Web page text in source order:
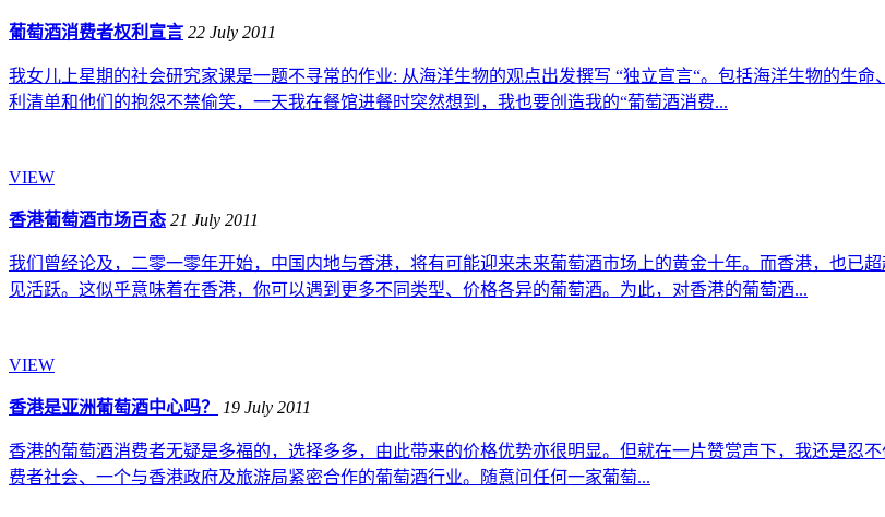
葡萄酒消费者权利宣言 22 July 2011
我女儿上星期的社会研究家课是一题不寻常的作业: 从海洋生物的观点出发撰写 “独立宣言“。包括海洋生物的生
利清单和他们的抱怨不禁偷笑，一天我在餐馆进餐时突然想到，我也要创造我的“葡萄酒消费...
VIEW
香港葡萄酒市场百态 21 July 2011
我们曾经论及，二零一零年开始，中国内地与香港，将有可能迎来未来葡萄酒市场上的黄金十年。而香港，也已
见活跃。这似乎意味着在香港，你可以遇到更多不同类型、价格各异的葡萄酒。为此，对香港的葡萄酒...
VIEW
香港是亚洲葡萄酒中心吗？ 19 July 2011
香港的葡萄酒消费者无疑是多福的，选择多多，由此带来的价格优势亦很明显。但就在一片赞赏声下，我还是忍
费者社会、一个与香港政府及旅游局紧密合作的葡萄酒行业。随意问任何一家葡萄...